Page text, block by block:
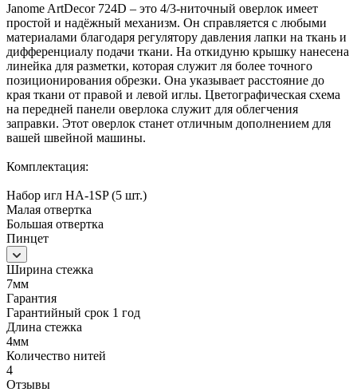
Janome ArtDecor 724D – это 4/3-ниточный оверлок имеет
простой и надёжный механизм. Он справляется с любыми
материалами благодаря регулятору давления лапки на ткань и
дифференциалу подачи ткани. На откидуню крышку нанесена
линейка для разметки, которая служит ля более точного
позиционирования обрезки. Она указывает расстояние до
края ткани от правой и левой иглы. Цветографическая схема
на передней панели оверлока служит для облегчения
заправки. Этот оверлок станет отличным дополнением для
вашей швейной машины.
Комплектация:
Набор игл HA-1SP (5 шт.)
Малая отвертка
Большая отвертка
Пинцет
Ширина стежка
7мм
Гарантия
Гарантийный срок 1 год
Длина стежка
4мм
Количество нитей
4
Отзывы